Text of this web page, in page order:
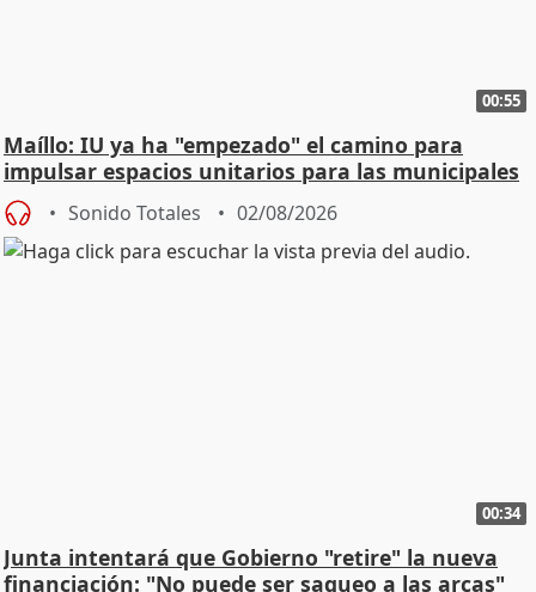
00:55
Maíllo: IU ya ha "empezado" el camino para
impulsar espacios unitarios para las municipales
Sonido Totales 02/08/2026
00:34
Junta intentará que Gobierno "retire" la nueva
financiación: "No puede ser saqueo a las arcas"